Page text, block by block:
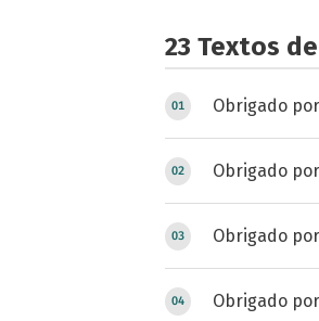
23 Textos
Obrigado
Obrigado
Obrigado
Obrigado